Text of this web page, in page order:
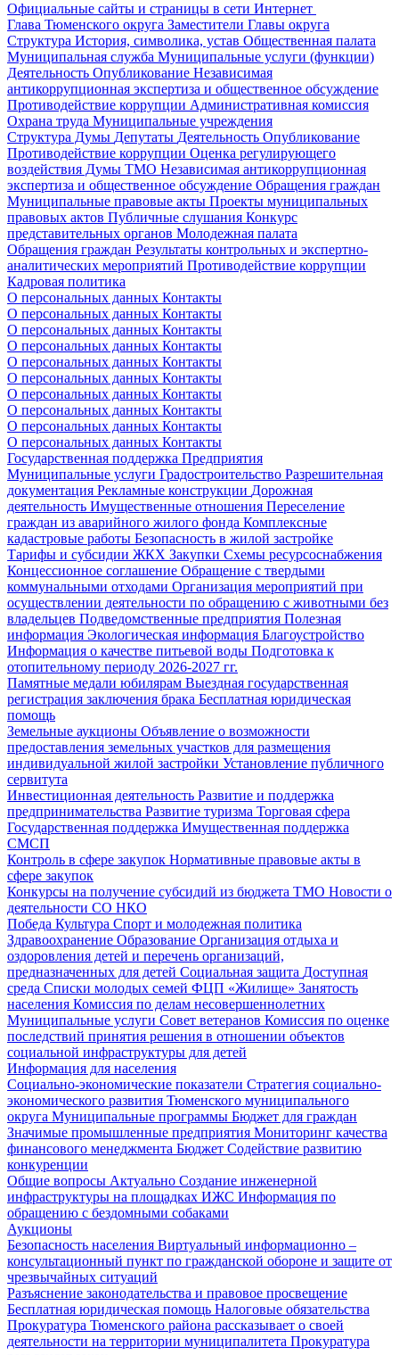
Официальные сайты и страницы в сети Интернет
Глава Тюменского округа Заместители Главы округа
Структура История, символика, устав Общественная палата
Муниципальная служба Муниципальные услуги (функции)
Деятельность Опубликование Независимая
антикоррупционная экспертиза и общественное обсуждение
Противодействие коррупции Административная комиссия
Охрана труда Муниципальные учреждения
Структура Думы Депутаты Деятельность Опубликование
Противодействие коррупции Оценка регулирующего
воздействия Думы ТМО Независимая антикоррупционная
экспертиза и общественное обсуждение Обращения граждан
Муниципальные правовые акты Проекты муниципальных
правовых актов Публичные слушания Конкурс
представительных органов Молодежная палата
Обращения граждан Результаты контрольных и экспертно-
аналитических мероприятий Противодействие коррупции
Кадровая политика
О персональных данных Контакты
О персональных данных Контакты
О персональных данных Контакты
О персональных данных Контакты
О персональных данных Контакты
О персональных данных Контакты
О персональных данных Контакты
О персональных данных Контакты
О персональных данных Контакты
О персональных данных Контакты
Государственная поддержка Предприятия
Муниципальные услуги Градостроительство Разрешительная
документация Рекламные конструкции Дорожная
деятельность Имущественные отношения Переселение
граждан из аварийного жилого фонда Комплексные
кадастровые работы Безопасность в жилой застройке
Тарифы и субсидии ЖКХ Закупки Схемы ресурсоснабжения
Концессионное соглашение Обращение с твердыми
коммунальными отходами Организация мероприятий при
осуществлении деятельности по обращению с животными без
владельцев Подведомственные предприятия Полезная
информация Экологическая информация Благоустройство
Информация о качестве питьевой воды Подготовка к
отопительному периоду 2026-2027 гг.
Памятные медали юбилярам Выездная государственная
регистрация заключения брака Бесплатная юридическая
помощь
Земельные аукционы Объявление о возможности
предоставления земельных участков для размещения
индивидуальной жилой застройки Установление публичного
сервитута
Инвестиционная деятельность Развитие и поддержка
предпринимательства Развитие туризма Торговая сфера
Государственная поддержка Имущественная поддержка
СМСП
Контроль в сфере закупок Нормативные правовые акты в
сфере закупок
Конкурсы на получение субсидий из бюджета ТМО Новости о
деятельности СО НКО
Победа Культура Спорт и молодежная политика
Здравоохранение Образование Организация отдыха и
оздоровления детей и перечень организаций,
предназначенных для детей Социальная защита Доступная
среда Списки молодых семей ФЦП «Жилище» Занятость
населения Комиссия по делам несовершеннолетних
Муниципальные услуги Совет ветеранов Комиссия по оценке
последствий принятия решения в отношении объектов
социальной инфраструктуры для детей
Информация для населения
Социально-экономические показатели Стратегия социально-
экономического развития Тюменского муниципального
округа Муниципальные программы Бюджет для граждан
Значимые промышленные предприятия Мониторинг качества
финансового менеджмента Бюджет Содействие развитию
конкуренции
Общие вопросы Актуально Создание инженерной
инфраструктуры на площадках ИЖС Информация по
обращению с бездомными собаками
Аукционы
Безопасность населения Виртуальный информационно –
консультационный пункт по гражданской обороне и защите от
чрезвычайных ситуаций
Разъяснение законодательства и правовое просвещение
Бесплатная юридическая помощь Налоговые обязательства
Прокуратура Тюменского района рассказывает о своей
деятельности на территории муниципалитета Прокуратура